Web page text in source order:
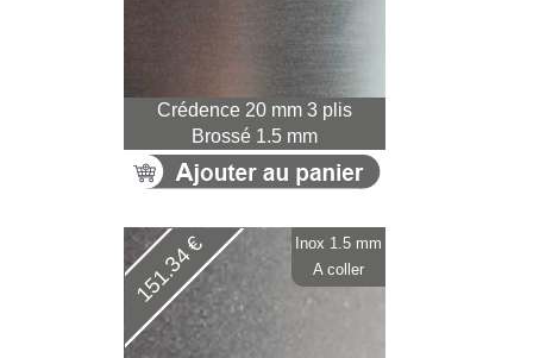
Crédence 20 mm 3 plis
Brossé 1.5 mm
151.34 €
Inox 1.5 mm
A coller